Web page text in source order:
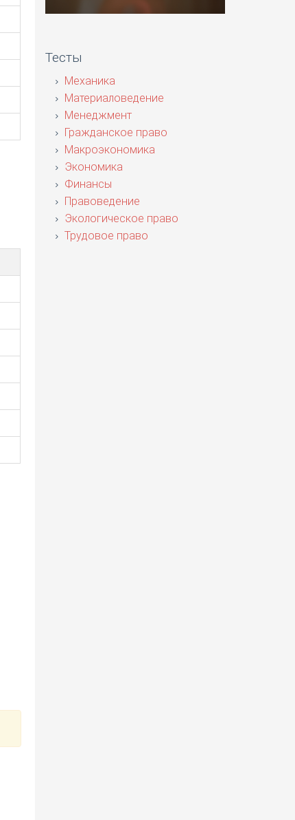
Тесты
Механика
Материаловедение
Менеджмент
Гражданское право
Макроэкономика
Экономика
Финансы
Правоведение
Экологическое право
Трудовое право